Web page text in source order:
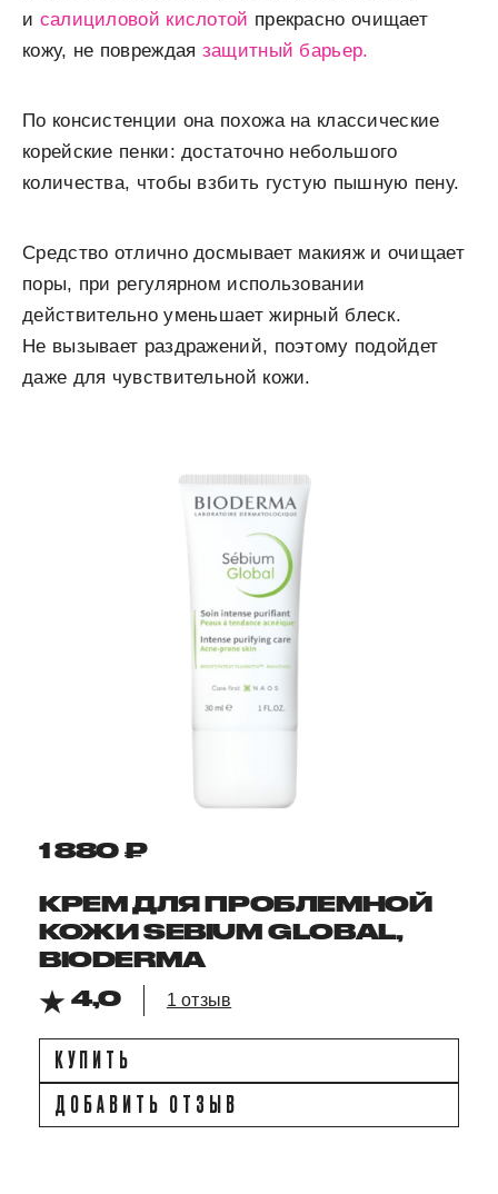
и салициловой кислотой прекрасно очищает
кожу, не повреждая защитный барьер.
По консистенции она похожа на классические
корейские пенки: достаточно небольшого
количества, чтобы взбить густую пышную пену.
Средство отлично досмывает макияж и очищает
поры, при регулярном использовании
действительно уменьшает жирный блеск.
Не вызывает раздражений, поэтому подойдет
даже для чувствительной кожи.
1 880 ₽
КРЕМ ДЛЯ ПРОБЛЕМНОЙ
КОЖИ SEBIUM GLOBAL,
BIODERMA
4,0
1 отзыв
КУПИТЬ
ДОБАВИТЬ ОТЗЫВ